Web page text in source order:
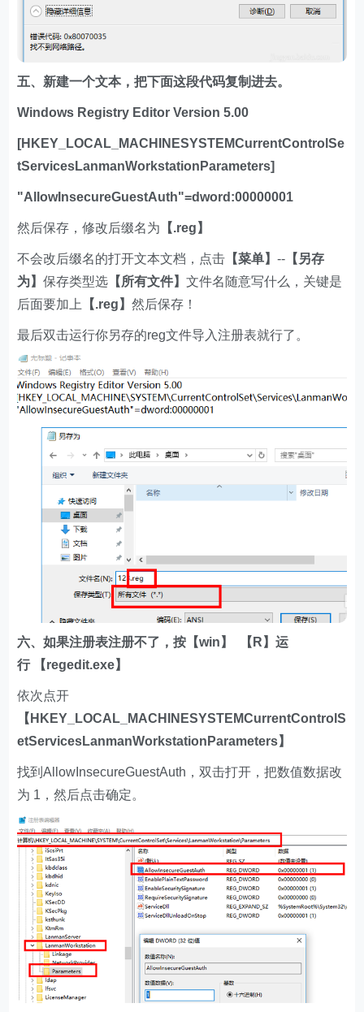
五、新建一个文本，把下面这段代码复制进去。
Windows Registry Editor Version 5.00
[HKEY_LOCAL_MACHINESYSTEMCurrentControlSe
tServicesLanmanWorkstationParameters]
"AllowInsecureGuestAuth"=dword:00000001
然后保存，修改后缀名为 【.reg】
不会改后缀名的打开文本文档，点击 【菜单】-- 【另存
为】保存类型选 【所有文件】文件名随意写什么，关键是
后面要加上
【.reg】然后保存！
最后双击运行你另存的reg文件导入注册表就行了。
六、如果注册表注册不了，按 【win】 【R】运
行【regedit.exe】
依次点开
【HKEY_LOCAL_MACHINESYSTEMCurrentControlS
etServicesLanmanWorkstationParameters】
找到AllowInsecureGuestAuth，双击打开，把数值数据改
为 1，然后点击确定。